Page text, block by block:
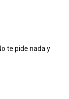
te pide nada y